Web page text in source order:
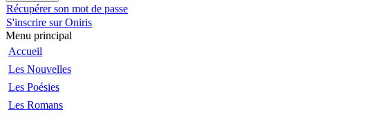
Récupérer son mot de passe
S'inscrire sur Oniris
Menu principal
Accueil
Les Nouvelles
Les Poésies
Les Romans